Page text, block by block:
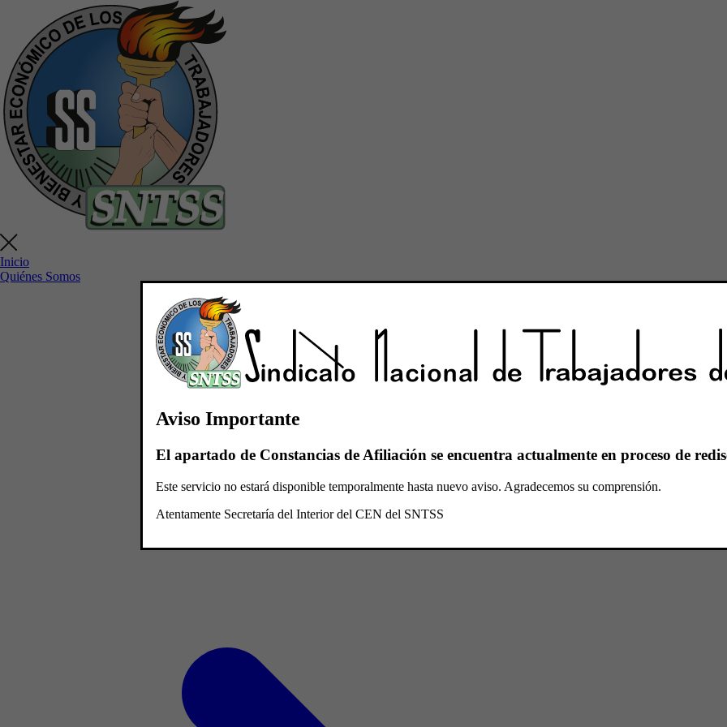
Inicio
Quiénes Somos
Aviso Importante
El apartado de Constancias de Afiliación se encuentra actualmente en proceso de
Este servicio no estará disponible temporalmente hasta nuevo aviso. Agradecemos su comprensión.
Atentamente Secretaría del Interior del CEN del SNTSS